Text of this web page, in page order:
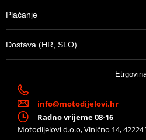
U centralnom
Plaćanje
Dostava (HR, SLO)
info@motodijelovi.hr
Radno vrijeme 08-16
Motodijelovi d.o.o, Vinično 14, 42224